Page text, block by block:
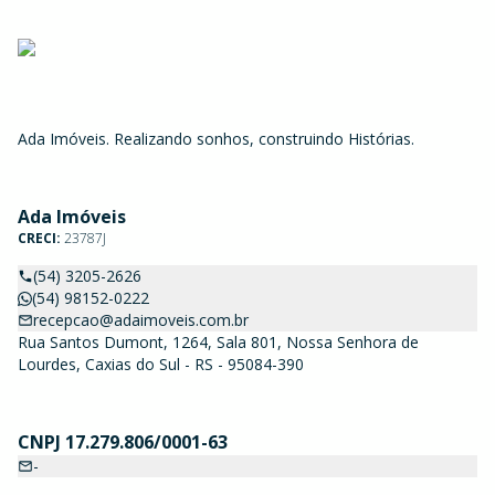
Ada Imóveis. Realizando sonhos, construindo Histórias.
Ada Imóveis
CRECI: 23787J
(54) 3205-2626
(54) 98152-0222
recepcao@adaimoveis.com.br
Rua Santos Dumont, 1264, Sala 801, Nossa Senhora de
Lourdes, Caxias do Sul - RS - 95084-390
CNPJ 17.279.806/0001-63
-